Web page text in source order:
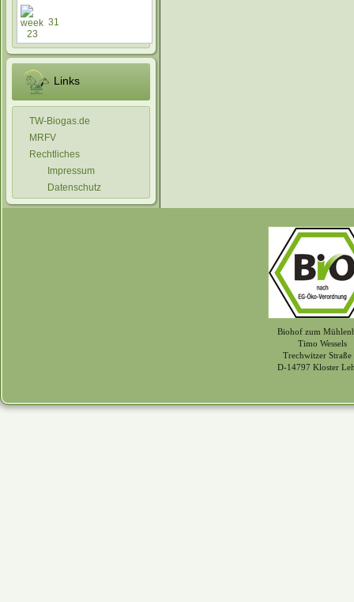
31
Links
TW-Biogas.de
MRFV
Rechtliches
Impressum
Datenschutz
Biohof zum
Timo Wessels
Trechwitzer Straße
D-14797 Kloster